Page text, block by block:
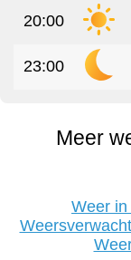
20:00
23:00
Meer
Weer